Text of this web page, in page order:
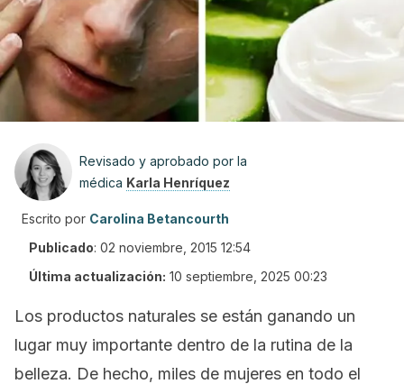
Revisado y aprobado por la
médica Karla Henríquez
Escrito por Carolina Betancourth
Publicado: 02 noviembre, 2015 12:54
Última actualización: 10 septiembre, 2025 00:23
Los productos naturales se están ganando un
lugar muy importante dentro de la rutina de la
belleza. De hecho, miles de mujeres en todo el